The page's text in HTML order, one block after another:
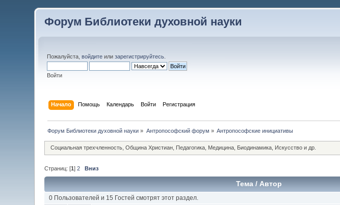
Форум Библиотеки духовной науки
Пожалуйста,войдите илизарегистрируйтесь
Войти
Начало Помощь Календарь Войти Регистрация
Форум Библиотеки духовной науки » Антропософский форум » Антропософские инициативы
Социальная трехчленность, Община Христиан, Педагогика, Медицина, Биодинамика, Искусство и др.
Страниц: [1]2 Вниз
Тема/ Автор
0 Пользователей и 15 Гостей смотрят этот раздел.